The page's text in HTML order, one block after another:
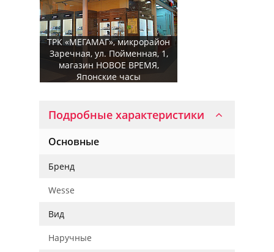
ТРК «МЕГАМАГ», микрорайон
Заречная, ул. Пойменная, 1,
магазин НОВОЕ ВРЕМЯ,
Японские часы
Подробные характеристики
Основные
Бренд
Wesse
Вид
Наручные